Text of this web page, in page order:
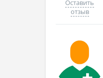
Оставить
отзыв